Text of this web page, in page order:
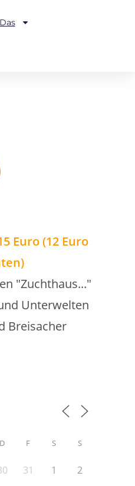
Euro (12 Euro
"Zuchthaus..."
Unterwelten
Breisacher
D F S S
31 1
2